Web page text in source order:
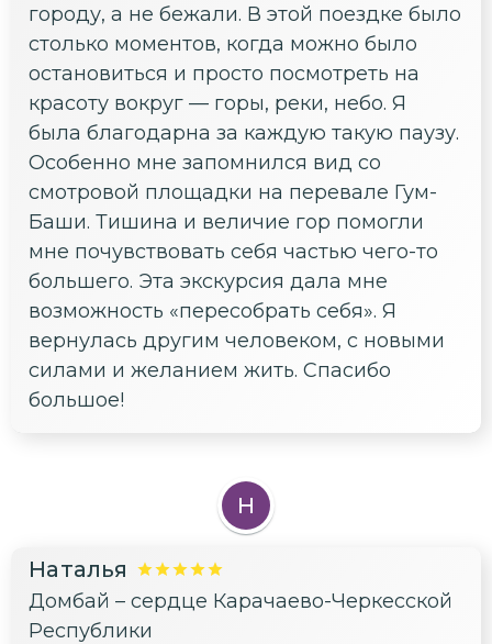
городу, а не бежали. В этой поездке было
столько моментов, когда можно было
остановиться и просто посмотреть на
красоту вокруг — горы, реки, небо. Я
была благодарна за каждую такую паузу.
Особенно мне запомнился вид со
смотровой площадки на перевале Гум-
Баши. Тишина и величие гор помогли
мне почувствовать себя частью чего-то
большего. Эта экскурсия дала мне
возможность «пересобрать себя». Я
вернулась другим человеком, с новыми
силами и желанием жить. Спасибо
большое!
Н
Наталья
Домбай – сердце Карачаево-Черкесской
Республики